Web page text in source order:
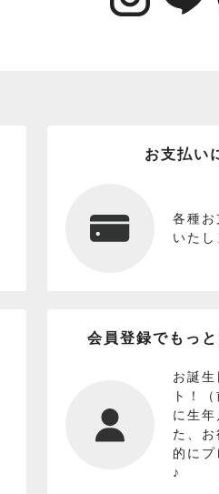
お支払い
各種お
いたし
会員登録でもっ
お誕
ト！
に生年
た、
的に
♪